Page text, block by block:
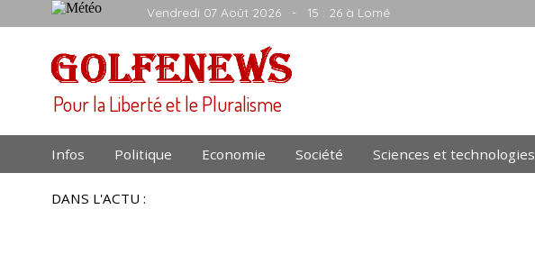
Vendredi 07 Août 2026 - 15 : 26 à Lomé
Pour la Liberté et le Pluralisme
Infos Politique Economie Société Sciences et technologies
DANS L'ACTU :